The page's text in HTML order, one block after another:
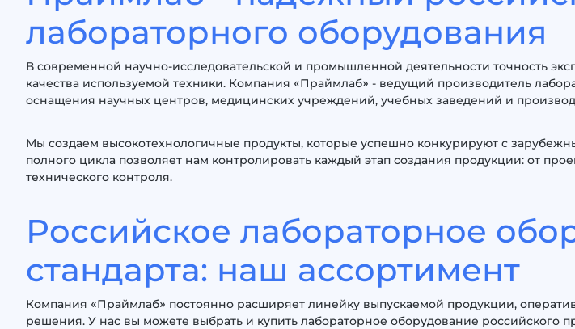
лабораторного оборудования
В современной научно-исследовательской и промышленной деятельности точность
качества используемой техники. Компания «Праймлаб» - ведущий производитель
оснащения научных центров, медицинских учреждений, учебных заведений и
Мы создаем высокотехнологичные продукты, которые успешно конкурируют с
полного цикла позволяет нам контролировать каждый этап создания продукции: от
технического контроля.
Российское лабораторное
стандарта: наш ассортимент
Компания «Праймлаб» постоянно расширяет линейку выпускаемой продукции,
решения. У нас вы можете выбрать и купить лабораторное оборудование российского